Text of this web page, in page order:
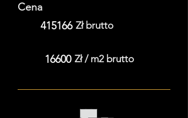
Cena
415166 Zł brutto
16600 Zł / m2 brutto